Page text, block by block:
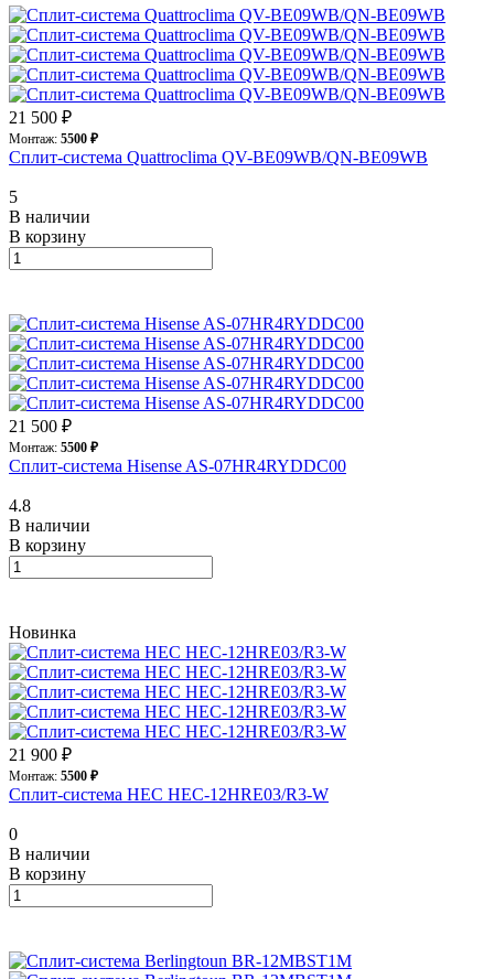
21 500 ₽
Монтаж: 5500 ₽
Сплит-система Quattroclima QV-BE09WB/QN-BE09WB
5
В наличии
В корзину
21 500 ₽
Монтаж: 5500 ₽
Сплит-система Hisense AS-07HR4RYDDC00
4.8
В наличии
В корзину
Новинка
21 900 ₽
Монтаж: 5500 ₽
Сплит-система HEC HEC-12HRE03/R3-W
0
В наличии
В корзину